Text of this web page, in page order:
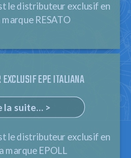
le distributeur exclusif en
marque RESATO
EPE ITALIANA
la suite... >
le distributeur exclusif en
marque EPOLL